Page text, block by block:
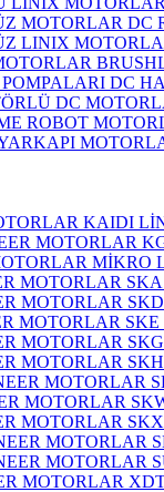
DC
DC
KAIDI
MİKRO